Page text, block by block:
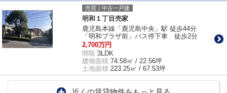
売買｜中古一戸建
明和１丁目売家
鹿児島本線「鹿児島中央」駅 徒歩44分
「明和プラザ前」バス停下車 徒歩2分
2,700万円
間取:3LDK
建物面積:74.58㎡ / 22.56坪
土地面積:223.25㎡ / 67.53坪